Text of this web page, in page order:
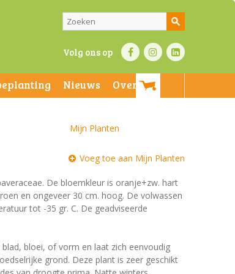
Volg ons op
Nieuws
Over ons
Mijn Planten
Voeg toe aan Mijn Planten
De bloemkleur is oranje+zw. hart
en ongeveer 30 cm. hoog. De volwassen
tot -35 gr. C. De geadviseerde
bloei, of vorm en laat zich eenvoudig
grond. Deze plant is zeer geschikt